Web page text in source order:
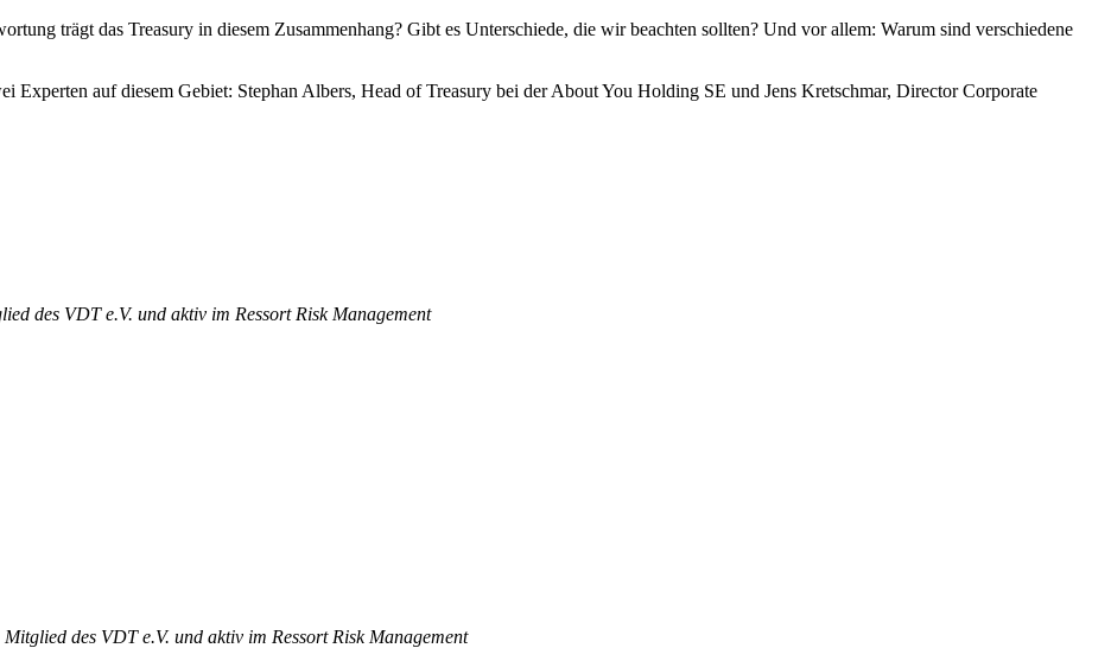
trägt das Treasury in diesem Zusammenhang? Gibt es Unterschiede, die wir beachten sollten? Und vor allem: Warum sind verschiedene
Experten auf diesem Gebiet: Stephan Albers, Head of Treasury bei der About You Holding SE und Jens Kretschmar, Director Corporate
des VDT e.V. und aktiv im Ressort Risk Management
des VDT e.V. und aktiv im Ressort Risk Management